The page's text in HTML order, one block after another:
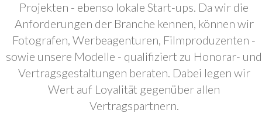
Projekten - ebenso lokale Start-ups. Da wir die
Anforderungen der Branche kennen, können wir
Fotografen, Werbeagenturen, Filmproduzenten -
sowie unsere Modelle - qualifiziert zu Honorar- und
Vertragsgestaltungen beraten. Dabei legen wir
Wert auf Loyalität gegenüber allen
Vertragspartnern.